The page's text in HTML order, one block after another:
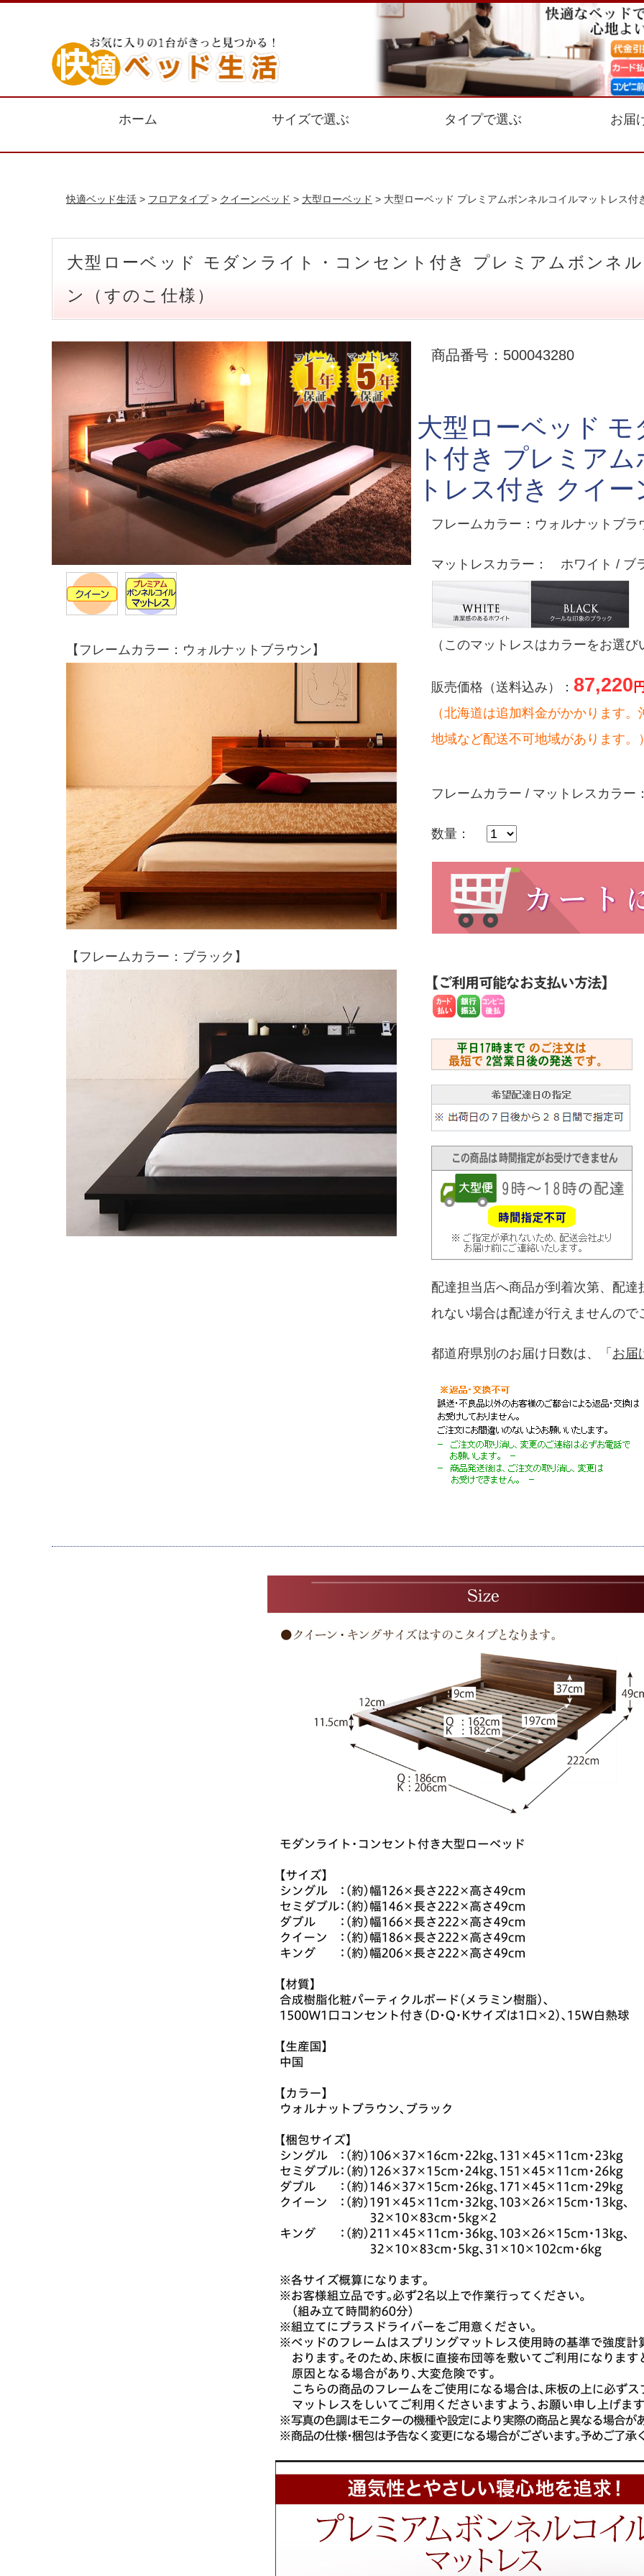
ホーム サイズで選ぶ タイプで選ぶ お届
快適ベッド生活 > フロアタイプ> クイーンベッド > 大型ローベッド > 大型ローベッド プレミアムボンネルコイルマットレス付
大型ローベッド モダンライト・コンセント付き プレミアムボンネ
ン（すのこ仕様）
【フレームカラー：ウォルナットブラウン】
【フレームカラー：ブラック】
商品番号：500043280
大型ローベッド
ト付き プレミア
トレス付き クイー
フレームカラー：ウォルナットブラ
マットレスカラー： ホワイト / ブ
（このマットレスはカラーをお選び
販売価格（送料込み）： 87,220 円
（北海道は追加料金がかかります
地域など配送不可地域があります。）
フレームカラー / マットレスカラー
数量：
配達担当店へ商品が到着次第、配
れない場合は配達が行えませんので
都道府県別のお届け日数は、「 お届